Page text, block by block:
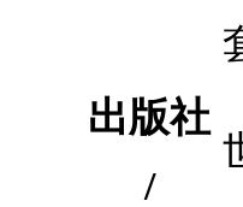
出版社
/